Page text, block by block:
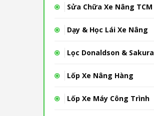
Sửa Chữa Xe Nâng TCM
Dạy & Học Lái Xe Nâng
Lọc Donaldson & Sakura
Lốp Xe Nâng Hàng
Lốp Xe Máy Công Trình